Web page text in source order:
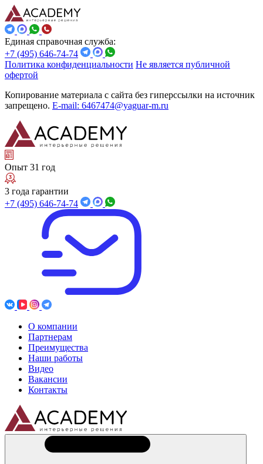
Единая справочная служба:
+7 (495) 646-74-74
Политика конфиденциальности Не является публичной
офертой
Копирование материала с сайта без гиперссылки на источник
запрещено. E-mail: 6467474@yaguar-m.ru
Опыт 31 год
3 года гарантии
+7 (495) 646-74-74
О компании
Партнерам
Преимущества
Наши работы
Видео
Вакансии
Контакты